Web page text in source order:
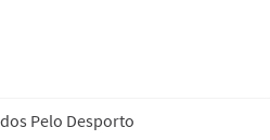
Pelo Desporto